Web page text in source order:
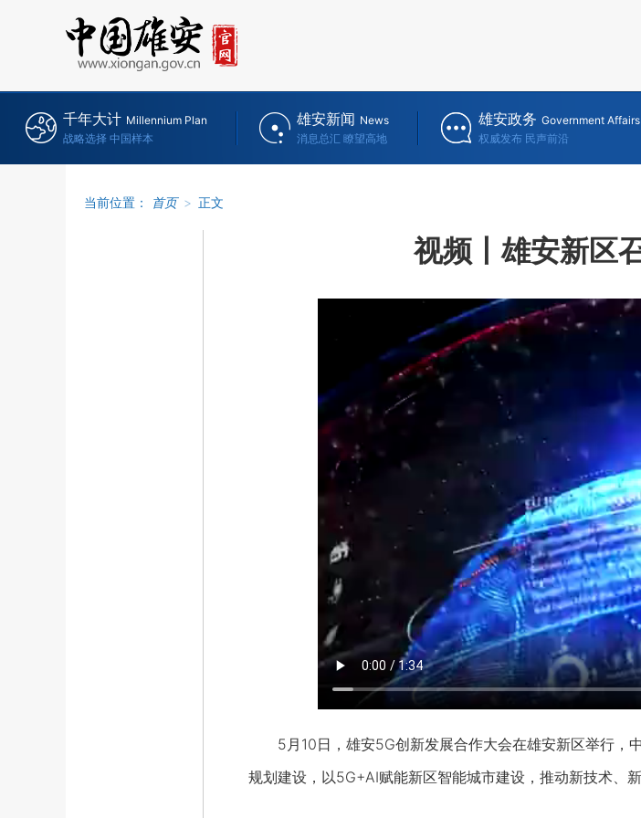
千年大计 Millennium Plan
战略选择 中国样本
雄安新闻 News
消息总汇 瞭望高地
雄安政务 Government Affairs
权威发布 民声前沿
当前位置： 首页 > 正文
视频丨雄安新区
5月10日，雄安5G创新发展合作大会在雄安新区举行，
规划建设，以5G+AI赋能新区智能城市建设，推动新技术、